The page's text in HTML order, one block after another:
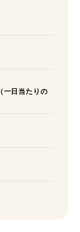
一日当たりの